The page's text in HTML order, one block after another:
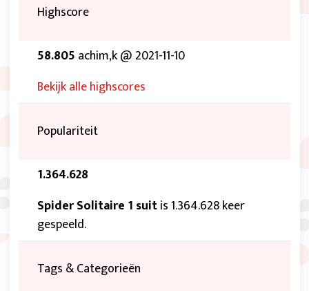
Highscore
58.805 achim,k @ 2021-11-10
Bekijk alle highscores
Populariteit
1.364.628
Spider Solitaire 1 suitis 1.364.628 keer
gespeeld.
Tags & Categorieën